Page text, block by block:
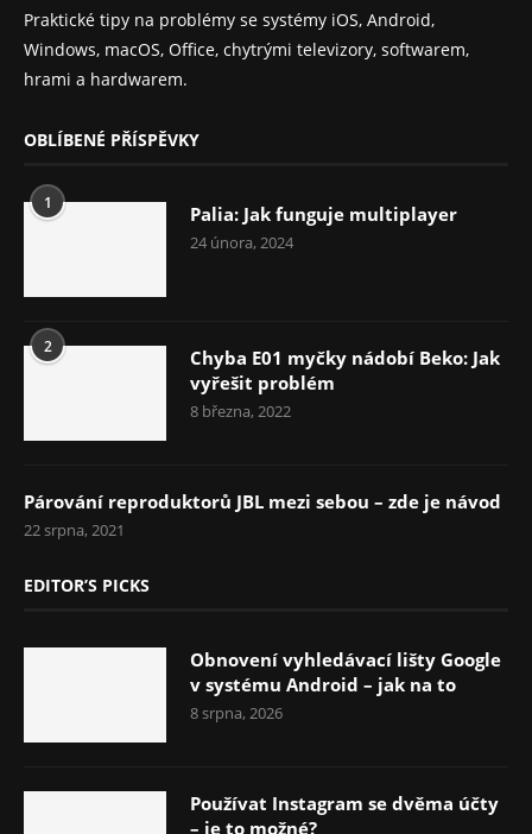
Praktické tipy na problémy se systémy iOS, Android,
Windows, macOS, Office, chytrými televizory, softwarem,
hrami a hardwarem.
OBLÍBENÉ PŘÍSPĚVKY
1 Palia: Jak funguje multiplayer
24 února, 2024
2
Chyba E01 myčky nádobí Beko: Jak
vyřešit problém
8 března, 2022
Párování reproduktorů JBL mezi sebou – zde je návod
22 srpna, 2021
EDITOR’S PICKS
Obnovení vyhledávací lišty Google
v systému Android – jak na to
8 srpna, 2026
Používat Instagram se dvěma účty
– je to možné?